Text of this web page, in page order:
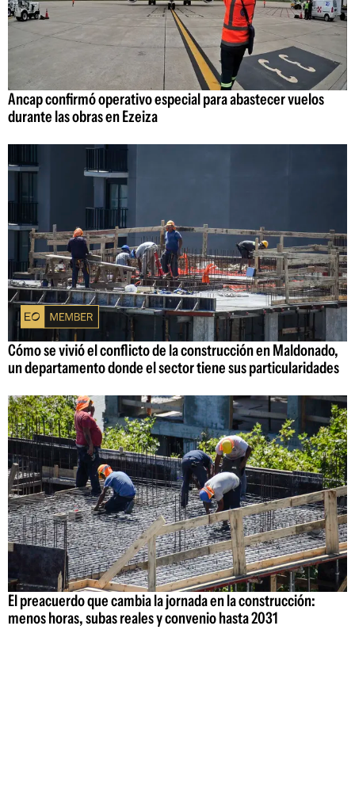
Ancap confirmó operativo especial para abastecer vuelos
durante las obras en Ezeiza
Cómo se vivió el conflicto de la construcción en Maldonado,
un departamento donde el sector tiene sus particularidades
El preacuerdo que cambia la jornada en la construcción:
menos horas, subas reales y convenio hasta 2031